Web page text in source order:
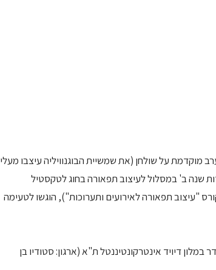
על שולחן (את שמשיית הבוגנוויליה עיצבו מעלי
שנה ב' במסלול לעיצוב תפאורה בחוג לטקסטיל
"עיצוב תפאורה לאירועים ותערוכות"), הוגשו לטעימה
ברוב עם והדר במלון דיויד אינטרקונטיננטל ת"א (ארגון: סטודיו בן